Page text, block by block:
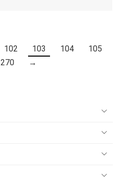
102 103 104
105
270 →